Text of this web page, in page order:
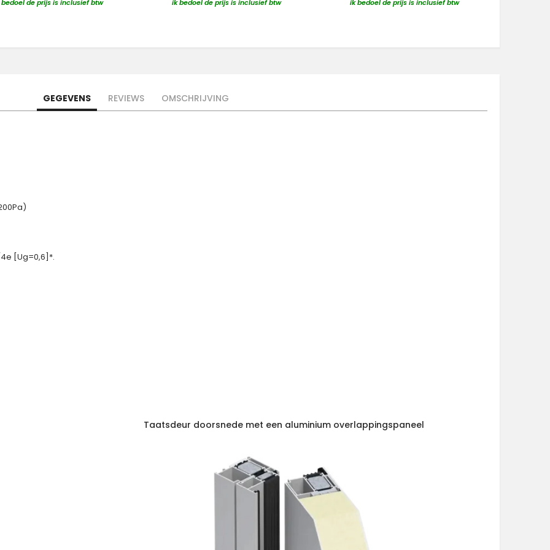
de prijs is inclusief btw ik bedoel de prijs is inclusief btw ik bedoel de prijs is inclusief btw
GEGEVENS REVIEWS OMSCHRIJVING